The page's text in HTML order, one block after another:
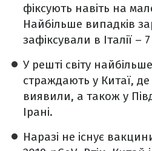
фіксують навіть на
Найбільше випадків
зафіксували в Італії –
У решті світу
страждають у Китаї,
виявили, а також у
Ірані.
Наразі не існує